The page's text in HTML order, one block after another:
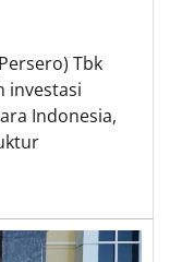
Tbk
investasi
Indonesia,